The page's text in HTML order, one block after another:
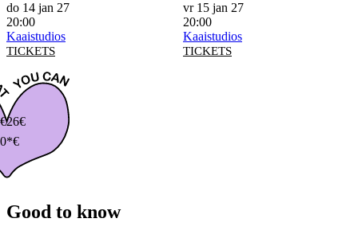
do 14 jan 27
20:00
Kaaistudios
TICKETS
vr 15 jan 27
20:00
Kaaistudios
TICKETS
26€
Good to know